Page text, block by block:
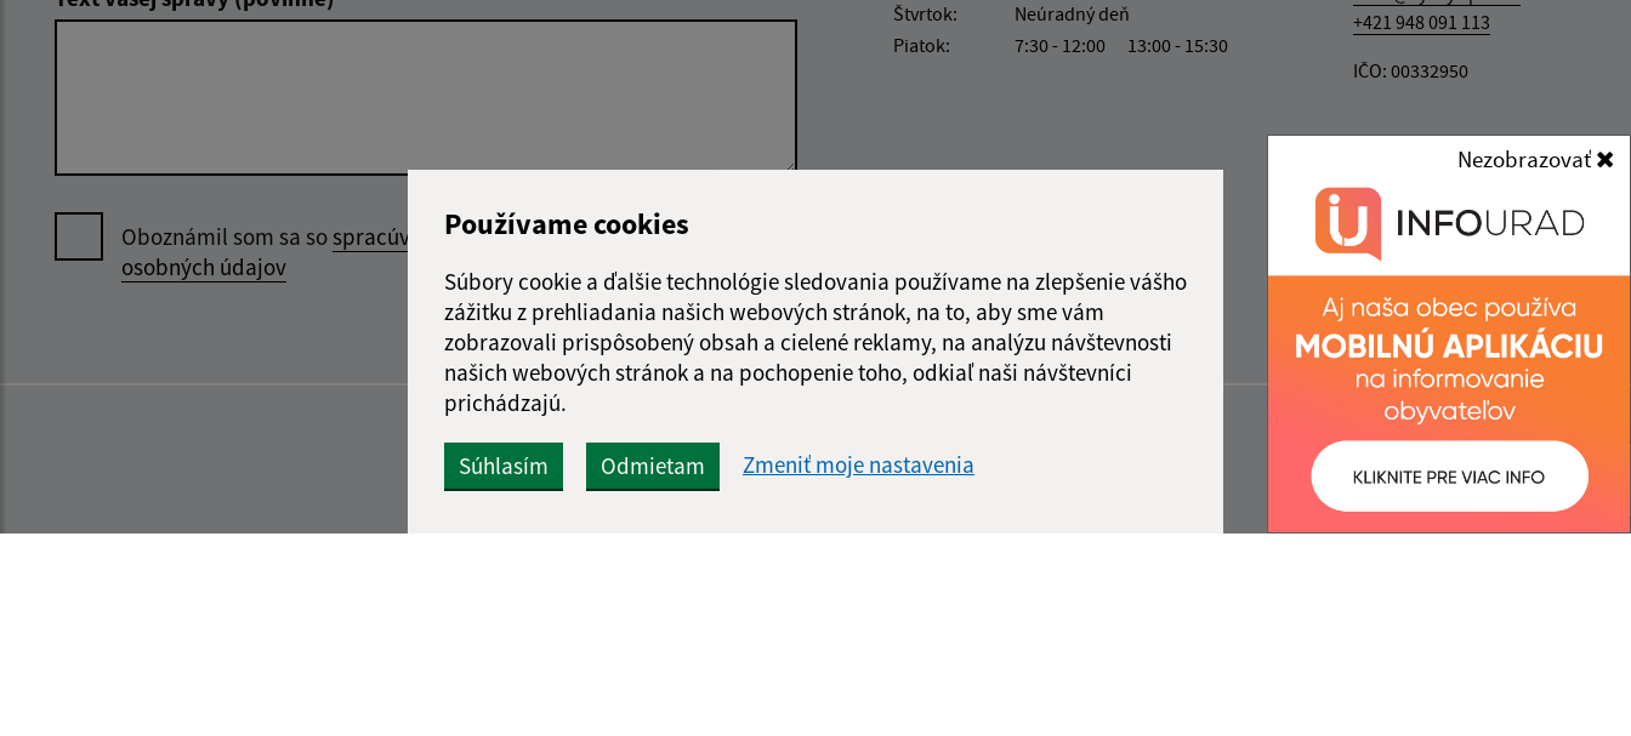
Používame cookies
Súbory cookie a ďalšie technológie sledovania používame na zlepšenie vášho
zážitku z prehliadania našich webových stránok, na to, aby sme vám
zobrazovali prispôsobený obsah a cielené reklamy, na analýzu návštevnosti
našich webových stránok a na pochopenie toho, odkiaľ naši návštevníci
prichádzajú.
Súhlasím Odmietam Zmeniť moje nastavenia
Nezobrazovať
Oboznámil som sa sospracúvaním
osobných údajov
Google reCaptcha Response
Odoslať správu
Štvrtok:
Neúradný deň
Piatok:
7:30 - 12:00 13:00 - 15:30
+421 948 091 113
IČO: 00332950